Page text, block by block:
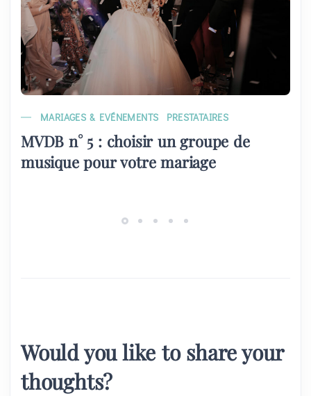
MARIAGES & EVÉNEMENTS PRESTATAIRES
MVDB n° 5 : choisir un groupe de
musique pour votre mariage
Would you like to share your
thoughts?